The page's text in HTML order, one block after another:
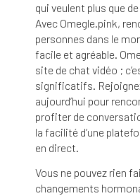
qui veulent plus que
Avec Omegle.pink,
personnes dans le
facile et agréable.
site de chat vidéo ;
significatifs.
aujourd’hui pour
profiter de
la facilité d’une
en direct.
Vous ne pouvez rien
changements